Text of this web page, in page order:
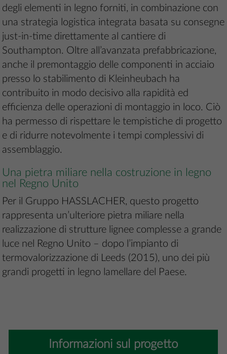
degli elementi in legno forniti, in combinazione con
una strategia logistica integrata basata su consegne
just-in-time direttamente al cantiere di
Southampton. Oltre all’avanzata prefabbricazione,
anche il premontaggio delle componenti in acciaio
presso lo stabilimento di Kleinheubach ha
contribuito in modo decisivo alla rapidità ed
efficienza delle operazioni di montaggio in loco. Ciò
ha permesso di rispettare le tempistiche di progetto
e di ridurre notevolmente i tempi complessivi di
assemblaggio.
Una pietra miliare nella costruzione in legno
nel Regno Unito
Per il Gruppo HASSLACHER, questo progetto
rappresenta un’ulteriore pietra miliare nella
realizzazione di strutture lignee complesse a grande
luce nel Regno Unito – dopo l’impianto di
termovalorizzazione di Leeds (2015), uno dei più
grandi progetti in legno lamellare del Paese.
Informazioni sul progetto